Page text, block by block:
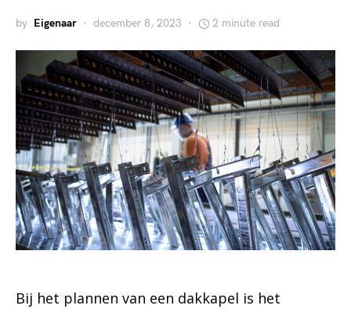
by Eigenaar december 8, 2023 2 minute read
Bij het plannen van een dakkapel is het